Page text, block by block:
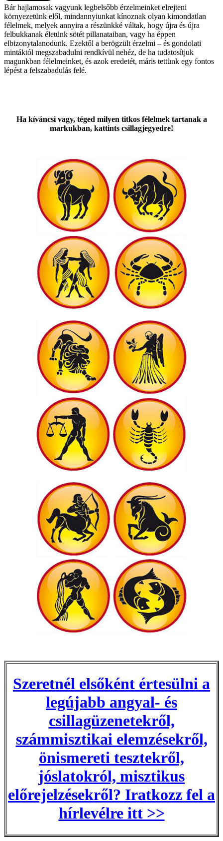
Bár hajlamosak vagyunk legbelsőbb érzelmeinket elrejteni
környezetünk elől, mindannyiunkat kínoznak olyan kimondatlan
félelmek, melyek annyira a részünkké váltak, hogy újra és újra
felbukkanak életünk sötét pillanataiban, vagy ha éppen
elbizonytalanodunk. Ezektől a berögzült érzelmi – és gondolati
mintáktól megszabadulni rendkívül nehéz, de ha tudatosítjuk
magunkban félelmeinket, és azok eredetét, máris tettünk egy fontos
lépést a felszabadulás felé.
Ha kíváncsi vagy, téged milyen titkos félelmek tartanak a
markukban, kattints csillagjegyedre!
Szeretnél elsőként értesülni a
legújabb angyal- és
csillagüzenetekről,
számmisztikai elemzésekről,
önismereti tesztekről,
jóslatokról, misztikus
előrejelzésekről? Iratkozz fel a
hírlevélre itt >>